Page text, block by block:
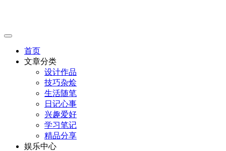
首页
文章分类
设计作品
技巧杂烩
生活随笔
日记心事
兴趣爱好
学习笔记
精品分享
娱乐中心